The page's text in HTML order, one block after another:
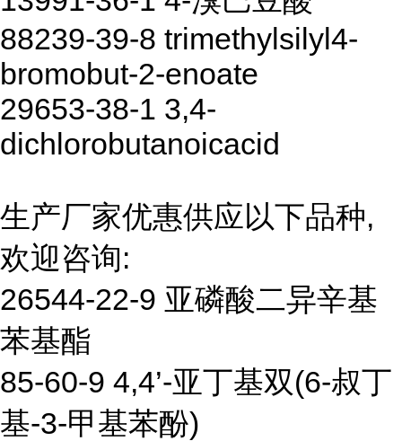
88239-39-8 trimethylsilyl4-
bromobut-2-enoate
29653-38-1 3,4-
dichlorobutanoicacid
生产厂家优惠供应以下品种,
欢迎咨询:
26544-22-9 亚磷酸二异辛基
苯基酯
85-60-9 4,4’-亚丁基双(6-叔丁
基-3-甲基苯酚)